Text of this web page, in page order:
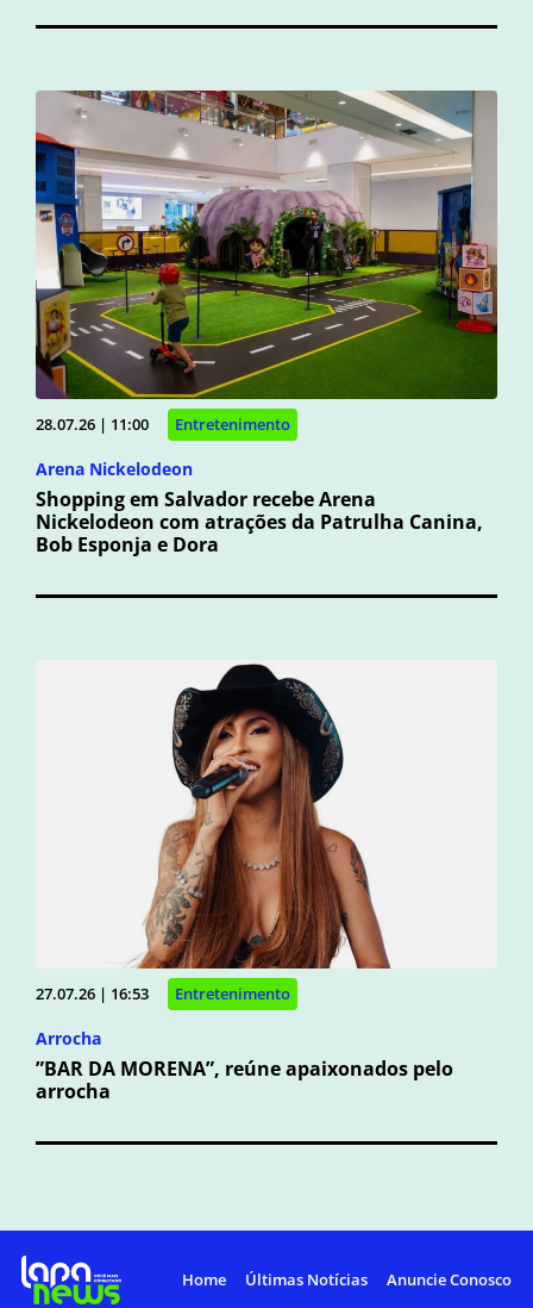
28.07.26 | 11:00 Entretenimento
Arena Nickelodeon
Shopping em Salvador recebe Arena
Nickelodeon com atrações da Patrulha Canina,
Bob Esponja e Dora
27.07.26 | 16:53 Entretenimento
Arrocha
”BAR DA MORENA”, reúne apaixonados pelo
arrocha
Home Últimas Notícias Anuncie Conosco